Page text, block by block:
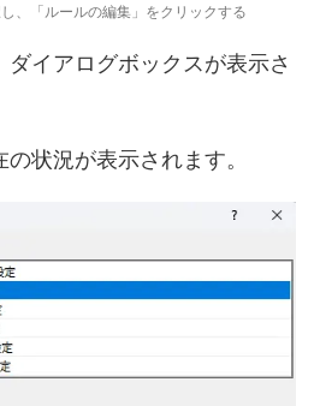
、「ルールの編集」をクリックする
ダイアログボックスが表示さ
状況が表示されます。